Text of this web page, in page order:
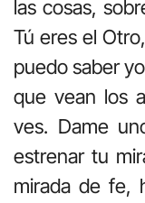
las cosas,
Tú eres el
puedo saber
que vean los
ves. Dame
estrenar tu
mirada de fe,